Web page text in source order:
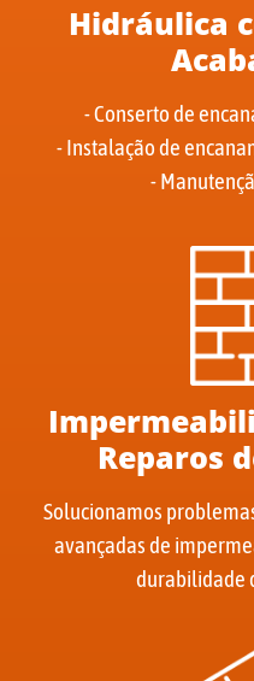
Hidráulica
- Conserto de
- Instalação de
-
Reparos
Solucionamos
avançadas de
durabilidade